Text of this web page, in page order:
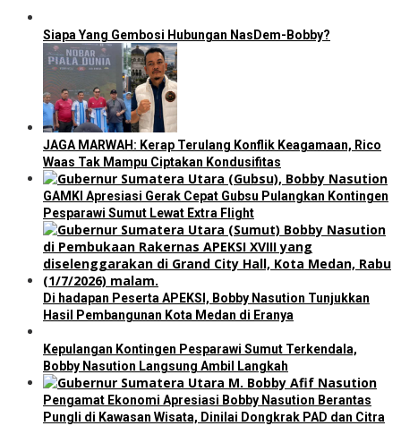
Siapa Yang Gembosi Hubungan NasDem-Bobby?
JAGA MARWAH: Kerap Terulang Konflik Keagamaan, Rico
Waas Tak Mampu Ciptakan Kondusifitas
GAMKI Apresiasi Gerak Cepat Gubsu Pulangkan Kontingen
Pesparawi Sumut Lewat Extra Flight
Di hadapan Peserta APEKSI, Bobby Nasution Tunjukkan
Hasil Pembangunan Kota Medan di Eranya
Kepulangan Kontingen Pesparawi Sumut Terkendala,
Bobby Nasution Langsung Ambil Langkah
Pengamat Ekonomi Apresiasi Bobby Nasution Berantas
Pungli di Kawasan Wisata, Dinilai Dongkrak PAD dan Citra